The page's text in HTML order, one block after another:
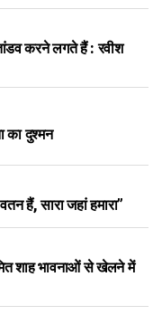
करने लगते हैं : रवीश
का दुश्मन
हैं, सारा जहां हमारा”
शाह भावनाओं से खेलने में